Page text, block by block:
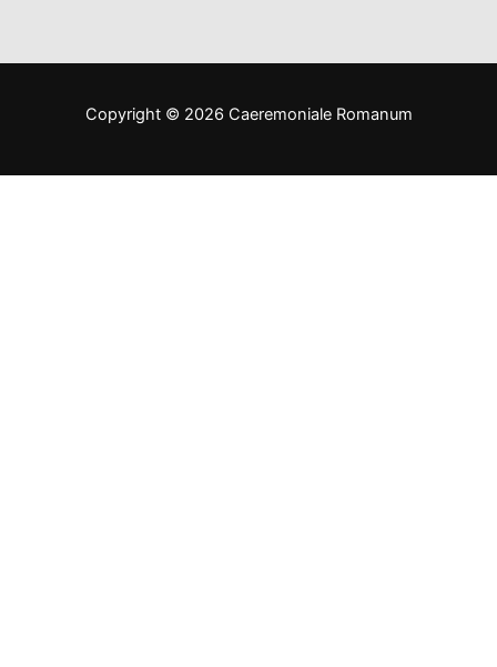
Copyright © 2026 Caeremoniale Romanum